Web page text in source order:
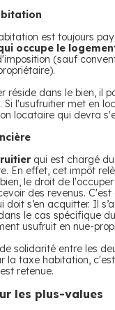
est toujours
occupe le
(sauf
réside dans le bien, il
Si l'usufruitier met en
locataire qui devra
qui est chargé
En effet, cet impôt
le droit de
des revenus.
doit s’en acquitter. Il
le cas spécifique du
usufruit en nue-
solidarité entre les
la taxe habitation,
retenue.
les plus-values